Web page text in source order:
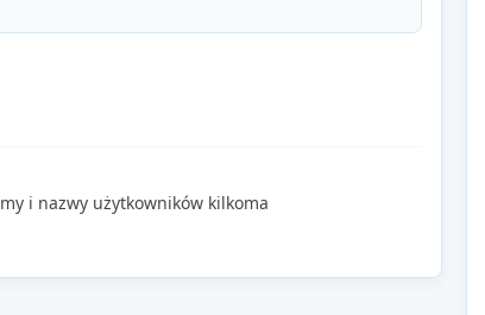
i nazwy użytkowników kilkoma